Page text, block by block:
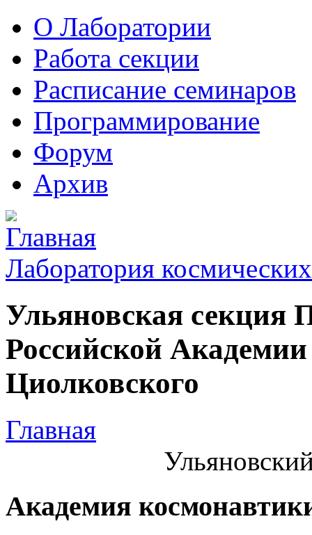
О Лаборатории
Работа секции
Расписание семинаров
Программирование
Форум
Архив
Лаборатория
Ульяновская секция
Российской
Циолковского
Главная
Академия